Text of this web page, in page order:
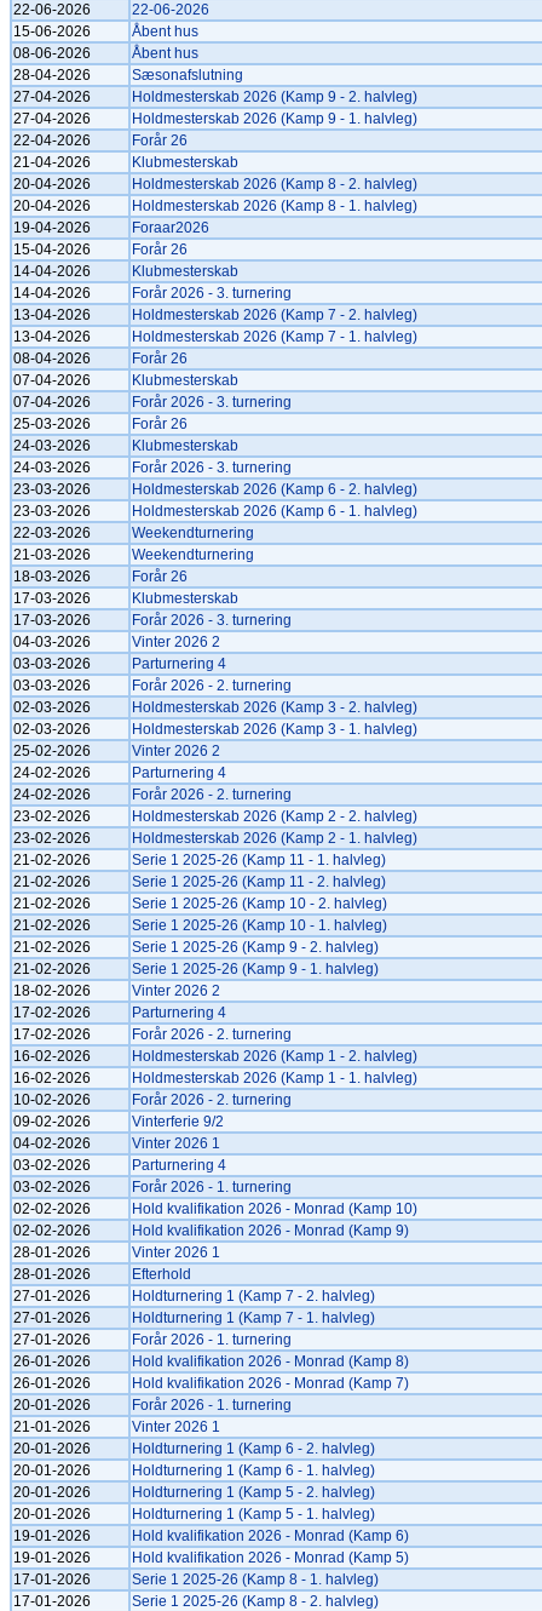
22-06-2026
22-06-2026
15-06-2026
Åbent hus
08-06-2026
Åbent hus
28-04-2026
Sæsonafslutning
27-04-2026
Holdmesterskab 2026 (Kamp 9 - 2. halvleg)
27-04-2026
Holdmesterskab 2026 (Kamp 9 - 1. halvleg)
22-04-2026
Forår 26
21-04-2026
Klubmesterskab
20-04-2026
Holdmesterskab 2026 (Kamp 8 - 2. halvleg)
20-04-2026
Holdmesterskab 2026 (Kamp 8 - 1. halvleg)
19-04-2026
Foraar2026
15-04-2026
Forår 26
14-04-2026
Klubmesterskab
14-04-2026
Forår 2026 - 3. turnering
13-04-2026
Holdmesterskab 2026 (Kamp 7 - 2. halvleg)
13-04-2026
Holdmesterskab 2026 (Kamp 7 - 1. halvleg)
08-04-2026
Forår 26
07-04-2026
Klubmesterskab
07-04-2026
Forår 2026 - 3. turnering
25-03-2026
Forår 26
24-03-2026
Klubmesterskab
24-03-2026
Forår 2026 - 3. turnering
23-03-2026
Holdmesterskab 2026 (Kamp 6 - 2. halvleg)
23-03-2026
Holdmesterskab 2026 (Kamp 6 - 1. halvleg)
22-03-2026
Weekendturnering
21-03-2026
Weekendturnering
18-03-2026
Forår 26
17-03-2026
Klubmesterskab
17-03-2026
Forår 2026 - 3. turnering
04-03-2026
Vinter 2026 2
03-03-2026
Parturnering 4
03-03-2026
Forår 2026 - 2. turnering
02-03-2026
Holdmesterskab 2026 (Kamp 3 - 2. halvleg)
02-03-2026
Holdmesterskab 2026 (Kamp 3 - 1. halvleg)
25-02-2026
Vinter 2026 2
24-02-2026
Parturnering 4
24-02-2026
Forår 2026 - 2. turnering
23-02-2026
Holdmesterskab 2026 (Kamp 2 - 2. halvleg)
23-02-2026
Holdmesterskab 2026 (Kamp 2 - 1. halvleg)
21-02-2026
Serie 1 2025-26 (Kamp 11 - 1. halvleg)
21-02-2026
Serie 1 2025-26 (Kamp 11 - 2. halvleg)
21-02-2026
Serie 1 2025-26 (Kamp 10 - 2. halvleg)
21-02-2026
Serie 1 2025-26 (Kamp 10 - 1. halvleg)
21-02-2026
Serie 1 2025-26 (Kamp 9 - 2. halvleg)
21-02-2026
Serie 1 2025-26 (Kamp 9 - 1. halvleg)
18-02-2026
Vinter 2026 2
17-02-2026
Parturnering 4
17-02-2026
Forår 2026 - 2. turnering
16-02-2026
Holdmesterskab 2026 (Kamp 1 - 2. halvleg)
16-02-2026
Holdmesterskab 2026 (Kamp 1 - 1. halvleg)
10-02-2026
Forår 2026 - 2. turnering
09-02-2026
Vinterferie 9/2
04-02-2026
Vinter 2026 1
03-02-2026
Parturnering 4
03-02-2026
Forår 2026 - 1. turnering
02-02-2026
Hold kvalifikation 2026 - Monrad (Kamp 10)
02-02-2026
Hold kvalifikation 2026 - Monrad (Kamp 9)
28-01-2026
Vinter 2026 1
28-01-2026
Efterhold
27-01-2026
Holdturnering 1 (Kamp 7 - 2. halvleg)
27-01-2026
Holdturnering 1 (Kamp 7 - 1. halvleg)
27-01-2026
Forår 2026 - 1. turnering
26-01-2026
Hold kvalifikation 2026 - Monrad (Kamp 8)
26-01-2026
Hold kvalifikation 2026 - Monrad (Kamp 7)
20-01-2026
Forår 2026 - 1. turnering
21-01-2026
Vinter 2026 1
20-01-2026
Holdturnering 1 (Kamp 6 - 2. halvleg)
20-01-2026
Holdturnering 1 (Kamp 6 - 1. halvleg)
20-01-2026
Holdturnering 1 (Kamp 5 - 2. halvleg)
20-01-2026
Holdturnering 1 (Kamp 5 - 1. halvleg)
19-01-2026
Hold kvalifikation 2026 - Monrad (Kamp 6)
19-01-2026
Hold kvalifikation 2026 - Monrad (Kamp 5)
17-01-2026
Serie 1 2025-26 (Kamp 8 - 1. halvleg)
17-01-2026
Serie 1 2025-26 (Kamp 8 - 2. halvleg)